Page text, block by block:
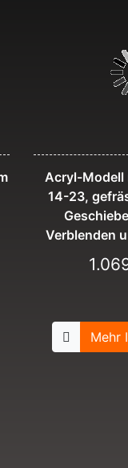
Acryl-Modell
14-23,
Verblenden
Mehr